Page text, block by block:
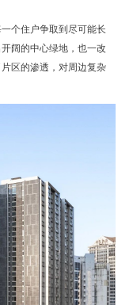
个住户争取到尽可能长
阔的中心绿地，也一改
区的渗透，对周边复杂